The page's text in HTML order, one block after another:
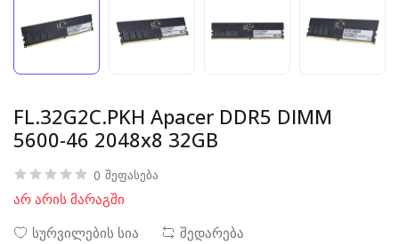
FL.32G2C.PKH Apacer DDR5 DIMM
5600-46 2048x8 32GB
0 შეფასება
არ არის მარაგში
სურვილების სია
შედარება